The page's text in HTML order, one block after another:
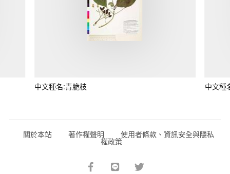
中文種名:青脆枝 中文種
關於本站 著作權聲明 使用者條款、資訊安全與隱私
權政策